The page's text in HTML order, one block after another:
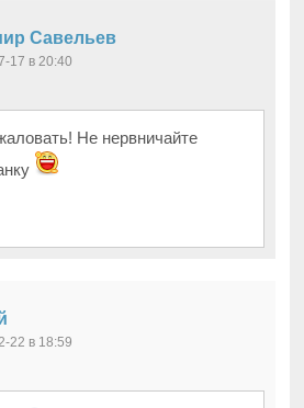
Савельев
17 в 20:40
Не нервничайте
22 в 18:59